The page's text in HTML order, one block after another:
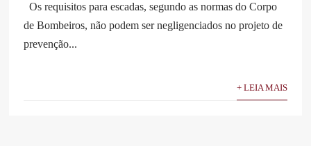
Os requisitos para escadas, segundo as normas do Corpo
de Bombeiros, não podem ser negligenciados no projeto de
prevenção...
+ LEIA MAIS